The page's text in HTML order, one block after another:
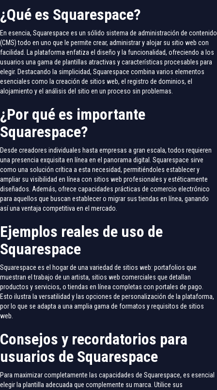
¿Qué es Squarespace?
En esencia, Squarespace es un sólido sistema de administración de contenido
(CMS) todo en uno que le permite crear, administrar y alojar su sitio web con
facilidad. La plataforma enfatiza el diseño y la funcionalidad, ofreciendo a los
usuarios una gama de plantillas atractivas y características procesables para
elegir. Destacando la simplicidad, Squarespace combina varios elementos
esenciales como la creación de sitios web, el registro de dominios, el
alojamiento y el análisis del sitio en un proceso sin problemas.
¿Por qué es importante
Squarespace?
Desde creadores individuales hasta empresas a gran escala, todos requieren
una presencia exquisita en línea en el panorama digital. Squarespace sirve
como una solución crítica a esta necesidad, permitiéndoles establecer y
ampliar su visibilidad en línea con sitios web profesionales y estéticamente
diseñados. Además, ofrece capacidades prácticas de comercio electrónico
para aquellos que buscan establecer o migrar sus tiendas en línea, ganando
así una ventaja competitiva en el mercado.
Ejemplos reales de uso de
Squarespace
Squarespace es el hogar de una variedad de sitios web: portafolios que
muestran el trabajo de un artista, sitios web comerciales que detallan
productos y servicios, o tiendas en línea completas con portales de pago.
Esto ilustra la versatilidad y las opciones de personalización de la plataforma,
por lo que se adapta a una amplia gama de formatos y requisitos de sitios
web.
Consejos y recordatorios para
usuarios de Squarespace
Para maximizar completamente las capacidades de Squarespace, es esencial
elegir la plantilla adecuada que complemente su marca. Utilice sus